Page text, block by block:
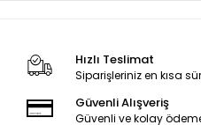
Hızlı Teslimat
Siparişleriniz en kısa
Güvenli Alışveriş
Güvenli ve kolay